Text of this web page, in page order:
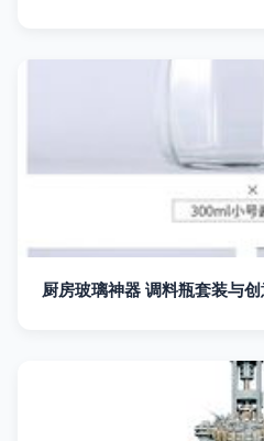
厨房玻璃神器 调料瓶套装与